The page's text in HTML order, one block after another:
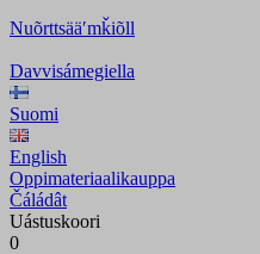
Nuõrttsääʹmǩiõll
Davvisámegiella
Suomi
English
Oppimateriaalikauppa
Čáládât
Uástuskoori
0